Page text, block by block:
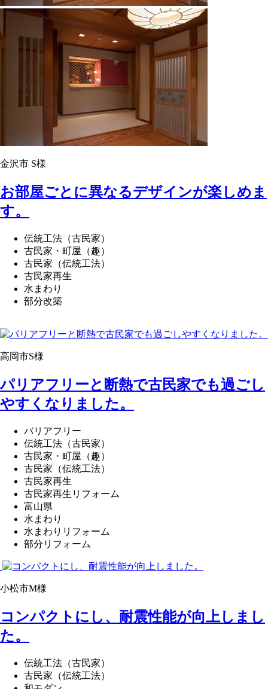
金沢市 S様
お部屋ごとに異なるデザインが楽しめま
す。
伝統工法（古民家）
古民家・町屋（趣）
古民家（伝統工法）
古民家再生
水まわり
部分改築
高岡市S様
パリアフリーと断熱で古民家でも過ごし
やすくなりました。
バリアフリー
伝統工法（古民家）
古民家・町屋（趣）
古民家（伝統工法）
古民家再生
古民家再生リフォーム
富山県
水まわり
水まわりリフォーム
部分リフォーム
小松市M様
コンパクトにし、耐震性能が向上しまし
た。
伝統工法（古民家）
古民家（伝統工法）